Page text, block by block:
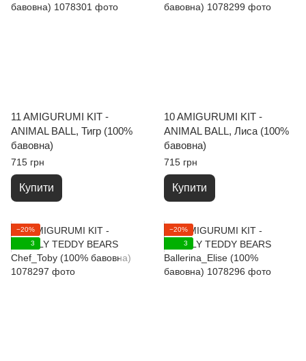
11 AMIGURUMI KIT -
ANIMAL BALL, Тигр (100%
бавовна)
715 грн
Купити
10 AMIGURUMI KIT -
ANIMAL BALL, Лиса (100%
бавовна)
715 грн
Купити
−20%
3
−20%
3